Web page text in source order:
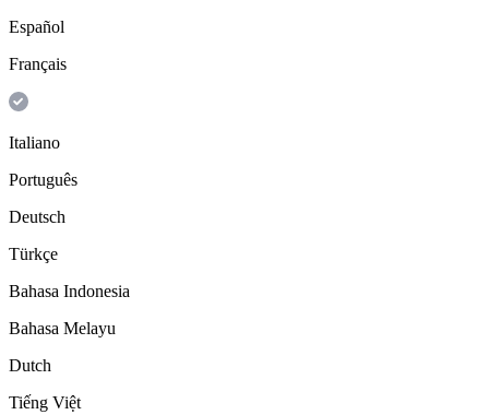
Español
Français
Italiano
Português
Deutsch
Türkçe
Bahasa Indonesia
Bahasa Melayu
Dutch
Tiếng Việt